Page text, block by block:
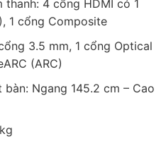
thanh: 4 cổng HDMI có 1
1 cổng Composite
3.5 mm, 1 cổng Optical
(ARC)
Ngang 145.2 cm – Cao